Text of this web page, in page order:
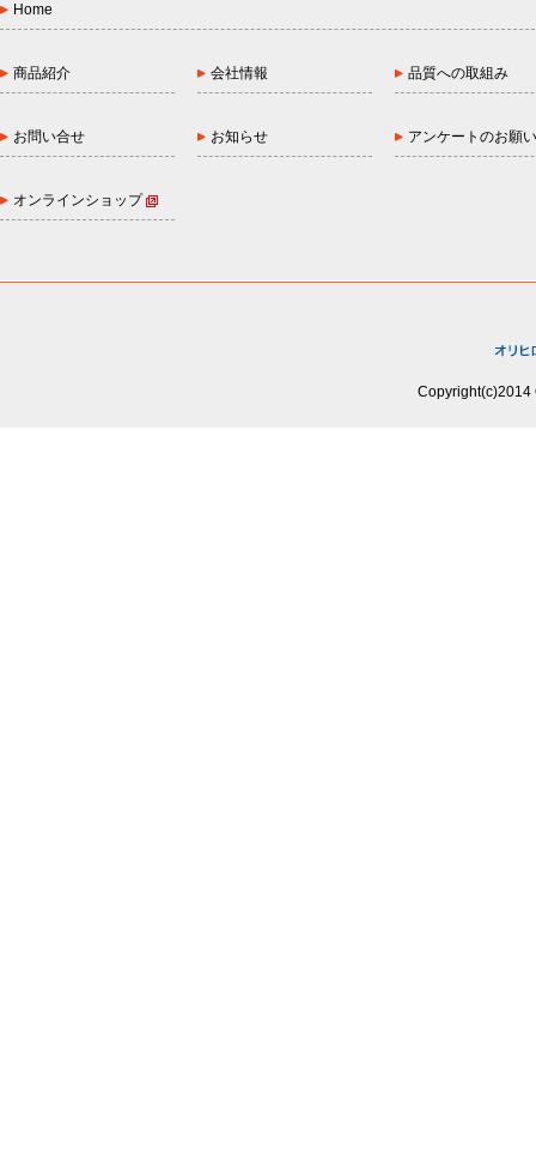
Home
商品紹介 会社情報 品質への取組み
お問い合せ お知らせ アンケートのお願い
オンラインショップ
Copyright(c)2014